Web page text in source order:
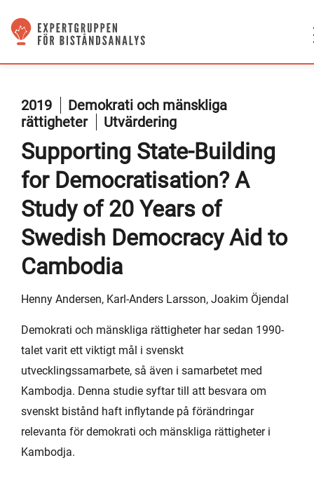
2019
Demokrati och mänskliga
rättigheter
Utvärdering
Supporting State-Building
for Democratisation? A
Study of 20 Years of
Swedish Democracy Aid to
Cambodia
Henny Andersen, Karl-Anders Larsson, Joakim Öjendal
Demokrati och mänskliga rättigheter har sedan 1990-
talet varit ett viktigt mål i svenskt
utvecklingssamarbete, så även i samarbetet med
Kambodja. Denna studie syftar till att besvara om
svenskt bistånd haft inflytande på förändringar
relevanta för demokrati och mänskliga rättigheter i
Kambodja.